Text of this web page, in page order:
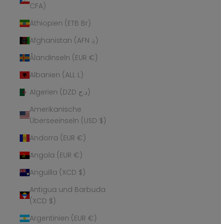
CFA)
Äthiopien (ETB Br)
Afghanistan (AFN ؋)
Ålandinseln (EUR €)
Albanien (ALL L)
Algerien (DZD د.ج)
Amerikanische
Überseeinseln (USD $)
Andorra (EUR €)
Angola (EUR €)
Anguilla (XCD $)
Antigua und Barbuda
(XCD $)
Argentinien (EUR €)